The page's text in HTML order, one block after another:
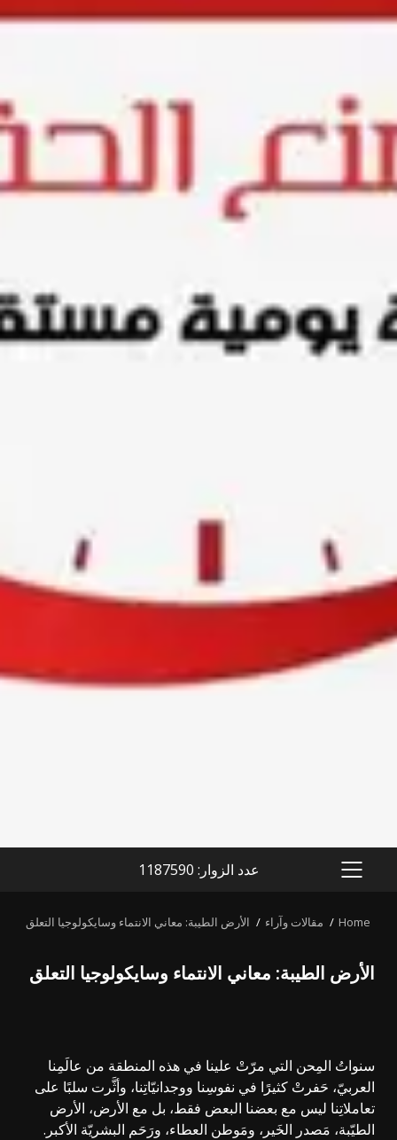
PRIMARY
عدد الزوار: 1187590
Home مقالات وآراء الأرض الطيبة: معاني الانتماء وسايكولوجيا التعلق
الأرض الطيبة: معاني الانتماء وسايكولوجيا التعلق
سنواتُ المِحن التي مرّتْ علينا في هذه المنطقة من عالَمِنا
العربيّ، حَفرتْ كثيرًا في نفوسِنا ووجدانيّاتِنا، وأثَّرت سلبًا على
تعاملاتِنا ليس مع بعضنا البعض فقط، بل مع الأرض، الأرض
الطيّبة، مَصدر الخَير، ومَوطن العطاء، ورَحَم البشريّة الأكبر.